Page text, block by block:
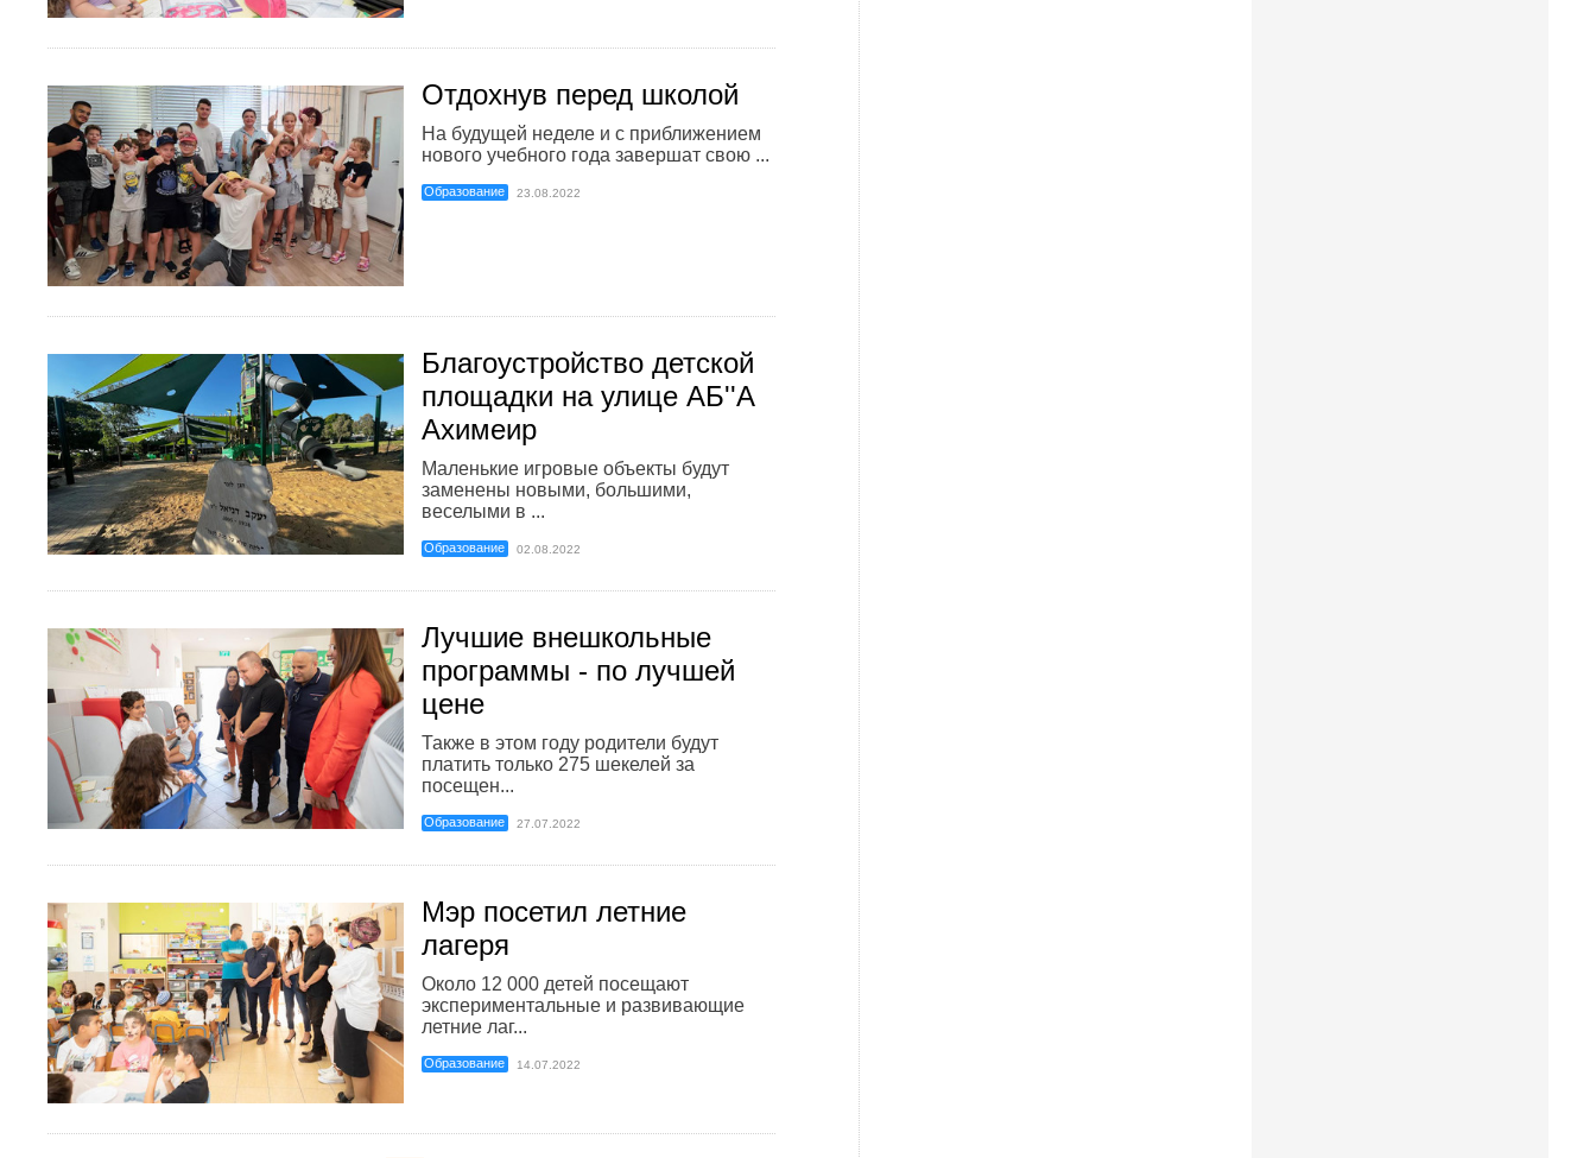
Отдохнув перед школой
На будущей неделе и с приближением
нового учебного года завершат свою ...
Образование 23.08.2022
Благоустройство детской
площадки на улице АБ''А
Ахимеир
Маленькие игровые объекты будут
заменены новыми, большими,
веселыми в ...
Образование 02.08.2022
Лучшие внешкольные
программы - по лучшей
цене
Также в этом году родители будут
платить только 275 шекелей за
посещен...
Образование 27.07.2022
Мэр посетил летние
лагеря
Около 12 000 детей посещают
экспериментальные и развивающие
летние лаг...
Образование 14.07.2022